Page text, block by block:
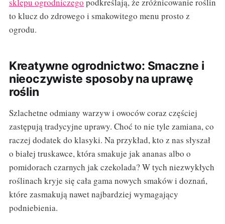
sklepu ogrodniczego podkreślają, że zróżnicowanie roślin
to klucz do zdrowego i smakowitego menu prosto z
ogrodu.
Kreatywne ogrodnictwo: Smaczne i
nieoczywiste sposoby na uprawę
roślin
Szlachetne odmiany warzyw i owoców coraz częściej
zastępują tradycyjne uprawy. Choć to nie tyle zamiana, co
raczej dodatek do klasyki. Na przykład, kto z nas słyszał
o białej truskawce, która smakuje jak ananas albo o
pomidorach czarnych jak czekolada? W tych niezwykłych
roślinach kryje się cała gama nowych smaków i doznań,
które zasmakują nawet najbardziej wymagający
podniebienia.